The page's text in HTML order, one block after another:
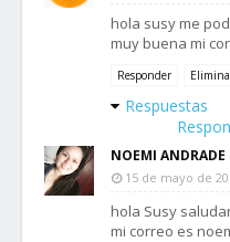
hola susy me
muy buena mi
Responder
Respuestas
NOEMI ANDRADE
15 de mayo de
hola Susy
mi correo es